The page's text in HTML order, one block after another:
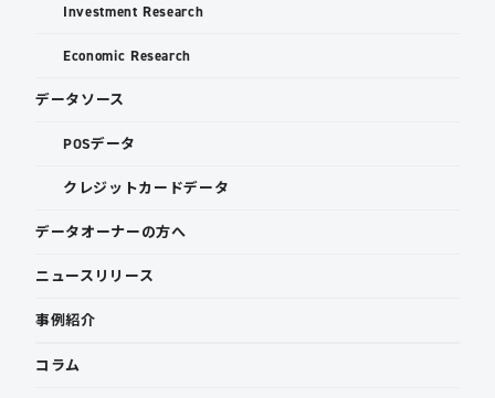
Investment Research
Economic Research
データソース
POSデータ
クレジットカードデータ
データオーナーの方へ
ニュースリリース
事例紹介
コラム